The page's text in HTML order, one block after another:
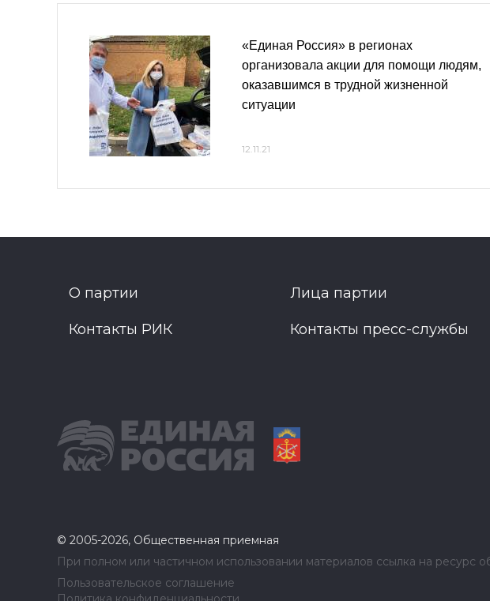
«Единая Россия» в регионах
организовала акции для помощи людям,
оказавшимся в трудной жизненной
ситуации
12.11.21
О партии Лица партии
Контакты РИК Контакты пресс-службы
© 2005-2026, Общественная приемная
При полном или частичном использовании материалов ссылка на ресурс
Пользовательское соглашение